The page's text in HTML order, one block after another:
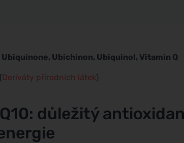
Ubiquinone, Ubichinon, Ubiquinol, Vitamin Q
(Deriváty přírodních látek)
důležitý